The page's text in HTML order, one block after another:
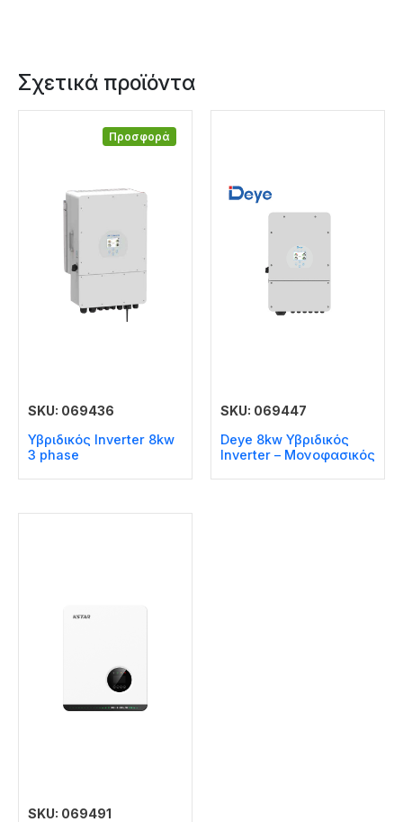
Σχετικά προϊόντα
Προσφορά
SKU: 069436
Υβριδικός Inverter 8kw
3 phase
SKU: 069447
Deye 8kw Υβριδικός
Inverter – Μονοφασικός
SKU: 069491